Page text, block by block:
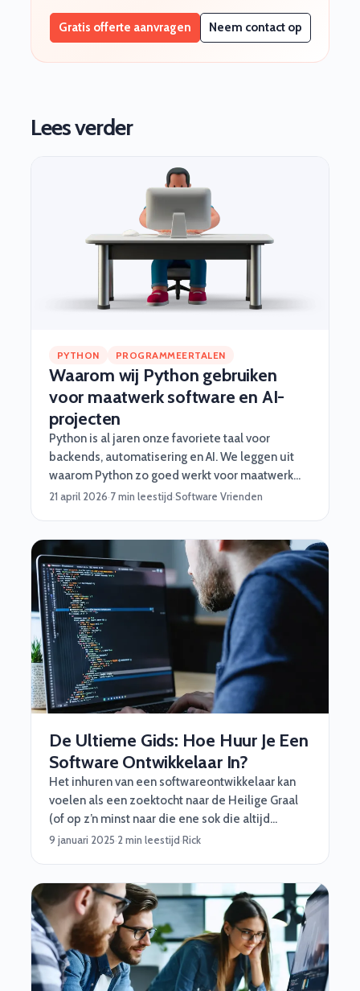
Gratis offerte aanvragen Neem contact op
Lees verder
PYTHON PROGRAMMEERTALEN
Waarom wij Python gebruiken
voor maatwerk software en AI-
projecten
Python is al jaren onze favoriete taal voor
backends, automatisering en AI. We leggen uit
waarom Python zo goed werkt voor maatwerk
software, en wanneer je beter iets anders kiest.
21 april 2026·7 min leestijd·Software Vrienden
De Ultieme Gids: Hoe Huur Je Een
Software Ontwikkelaar In?
Het inhuren van een softwareontwikkelaar kan
voelen als een zoektocht naar de Heilige Graal
(of op z’n minst naar die ene sok die altijd
verdwijnt in de was). Maar maak je geen zorgen,
inzichten en een beetje octopus-magic :)
9 januari 2025·2 min leestijd·Rick